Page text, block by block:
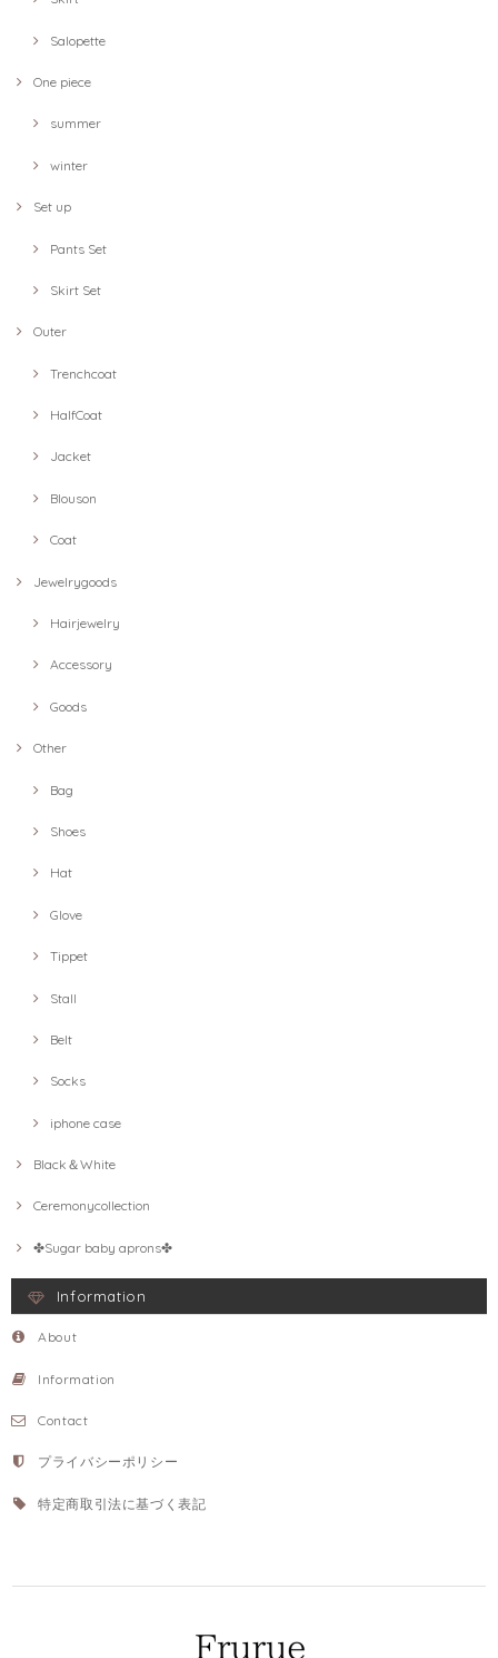
Salopette
One piece
summer
winter
Set up
Pants Set
Skirt Set
Outer
Trenchcoat
HalfCoat
Jacket
Blouson
Coat
Jewelrygoods
Hairjewelry
Accessory
Goods
Other
Bag
Shoes
Hat
Glove
Tippet
Stall
Belt
Socks
iphone case
Black＆White
Ceremonycollection
✤Sugar baby aprons✤
Information
About
Information
Contact
プライバシーポリシー
特定商取引法に基づく表記